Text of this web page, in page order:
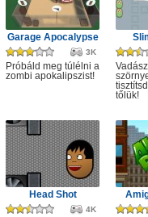
Garage Apocalypse
3K
Próbáld meg túlélni a
zombi apokalipszist!
tőlük!
Head Shot
4K